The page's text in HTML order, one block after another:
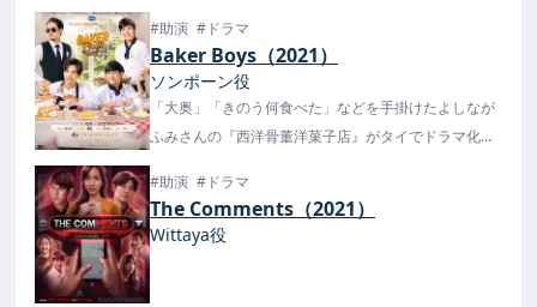
信中！
#助演 #ドラマ
Baker Boys（2021）
ソンポーン役
「大奥」「きのう何食べた」などを手掛けたよしなが
ふみさんの『西洋骨董洋菓子店』がタイでドラマ化！
ではU-NEXTで配信中！
#助演 #ドラマ
The Comments（2021）
Wittaya役